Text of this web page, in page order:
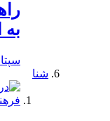
به
سپتامبر
شنا